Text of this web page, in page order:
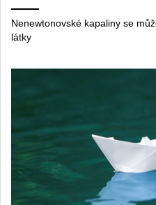
Nenewtonovské kapaliny se
látky